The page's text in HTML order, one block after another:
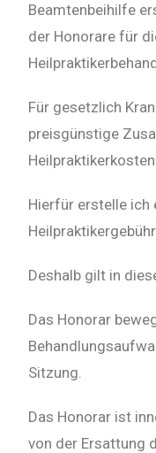
Beamtenbeihilfe
der Honorare für
Für gesetzlich
preisgünstige
Hierfür erstelle ich
Deshalb gilt in
Das Honorar
Sitzung.
Das Honorar ist
von der Ersattung